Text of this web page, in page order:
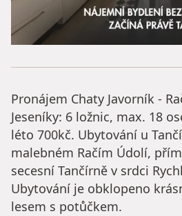
Pronájem Chaty Javorník -
Jeseníky: 6 ložnic, max. 18
léto 700kč. Ubytování u
malebném Račím Údolí,
secesní Tančírně v srdci
Ubytování je obklopeno
lesem s potůčkem.